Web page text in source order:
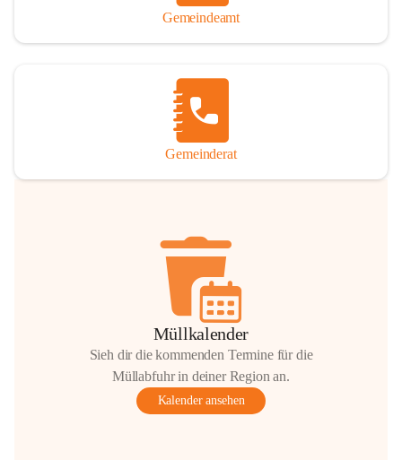
Gemeindeamt
Gemeinderat
Müllkalender
Sieh dir die kommenden Termine für die
Müllabfuhr in deiner Region an.
Kalender ansehen